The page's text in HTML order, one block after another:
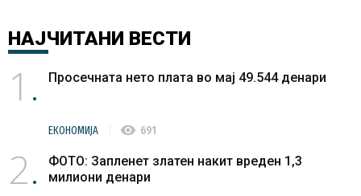
НАЈЧИТАНИ ВЕСТИ
1 Просечната нето плата во мај 49.544 денари
ЕКОНОМИЈА visibility 691
2
ФОТО: Запленет златен накит вреден 1,3
милиони денари